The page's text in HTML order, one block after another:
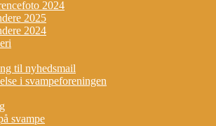
2024
2025
2024
til nyhedsmail
i svampeforeningen
svampe